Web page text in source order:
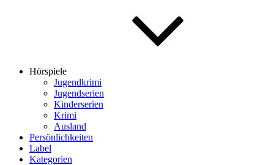
Hörspiele
Jugendkrimi
Jugendserien
Kinderserien
Krimi
Ausland
Persönlichkeiten
Label
Kategorien